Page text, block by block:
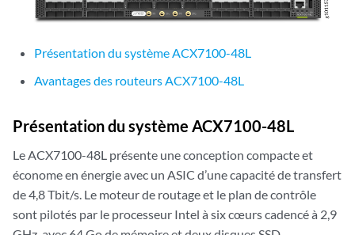
Présentation du système ACX7100-48L
Avantages des routeurs ACX7100-48L
Présentation du système ACX7100-48L
Le ACX7100-48L présente une conception compacte et
économe en énergie avec un ASIC d’une capacité de transfert
de 4,8 Tbit/s. Le moteur de routage et le plan de contrôle
sont pilotés par le processeur Intel à six cœurs cadencé à 2,9